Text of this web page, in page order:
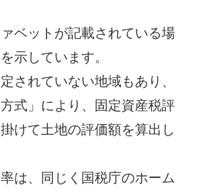
ベットが記載されている場
示しています。
されていない地域もあり、
式」により、固定資産税評
けて土地の評価額を算出し
は、同じく国税庁のホーム